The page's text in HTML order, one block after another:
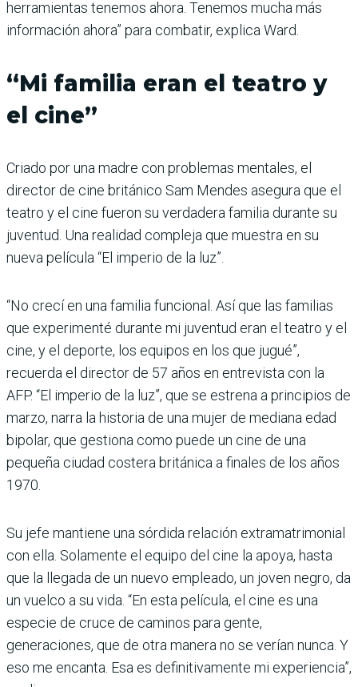
herramientas tenemos ahora. Tenemos mucha más
información ahora” para combatir, explica Ward.
“Mi familia eran el teatro y
el cine”
Criado por una madre con problemas mentales, el
director de cine británico Sam Mendes asegura que el
teatro y el cine fueron su verdadera familia durante su
juventud. Una realidad compleja que muestra en su
nueva película “El imperio de la luz”.
“No crecí en una familia funcional. Así que las familias
que experimenté durante mi juventud eran el teatro y el
cine, y el deporte, los equipos en los que jugué”,
recuerda el director de 57 años en entrevista con la
AFP. “El imperio de la luz”, que se estrena a principios de
marzo, narra la historia de una mujer de mediana edad
bipolar, que gestiona como puede un cine de una
pequeña ciudad costera británica a finales de los años
1970.
Su jefe mantiene una sórdida relación extramatrimonial
con ella. Solamente el equipo del cine la apoya, hasta
que la llegada de un nuevo empleado, un joven negro, da
un vuelco a su vida. “En esta película, el cine es una
especie de cruce de caminos para gente,
generaciones, que de otra manera no se verían nunca. Y
eso me encanta. Esa es definitivamente mi experiencia”,